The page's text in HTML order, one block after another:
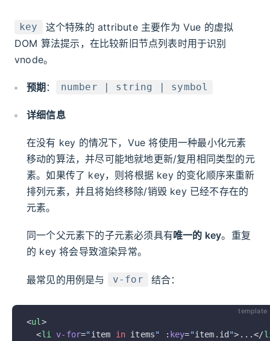
key
这个特殊的 attribute 主要作为 Vue 的虚拟
DOM 算法提示，在比较新旧节点列表时用于识别
vnode。
预期： number | string | symbol
详细信息
在没有 key 的情况下，Vue 将使用一种最小化元素
移动的算法，并尽可能地就地更新/复用相同类型的元
素。如果传了 key，则将根据 key 的变化顺序来重新
排列元素，并且将始终移除/销毁 key 已经不存在的
元素。
同一个父元素下的子元素必须具有唯一的 key。重复
的 key 将会导致渲染异常。
最常见的用例是与 v-for 结合：
template
<ul >
  <
li v-for="item in items" : key="item.id">...</